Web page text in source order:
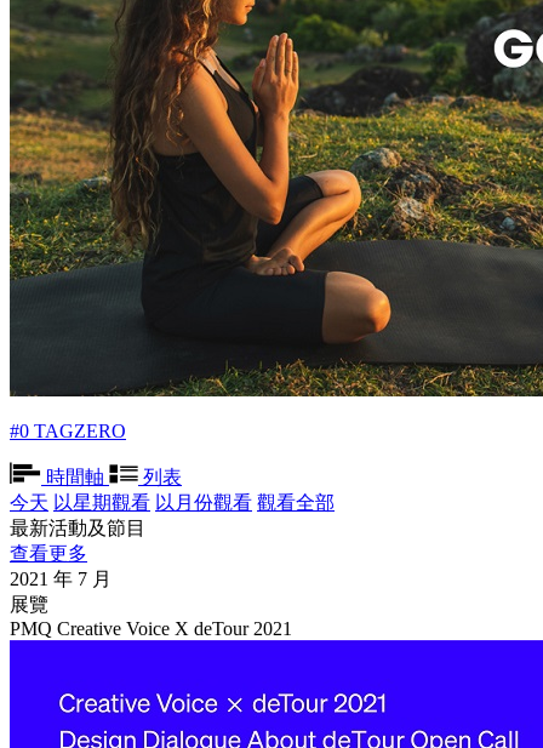
#0 TAGZERO
時間軸
列表
今天 以星期觀看 以月份觀看 觀看全部
最新活動及節目
查看更多
2021 年 7 月
展覽
PMQ Creative Voice X deTour 2021